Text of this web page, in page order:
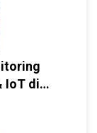
IoT di